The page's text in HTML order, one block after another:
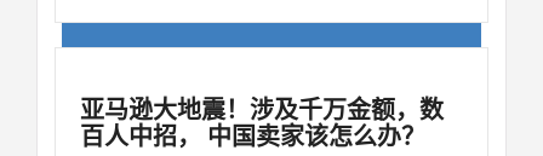
亚马逊大地震！涉及千万金额，数
百人中招， 中国卖家该怎么办？